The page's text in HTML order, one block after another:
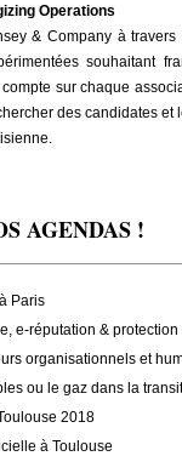
Operations
& Company à
souhaitant
sur chaque
des candidates et
AGENDAS !
Paris
e-réputation &
organisationnels et
ou le gaz dans la
2018
à Toulouse